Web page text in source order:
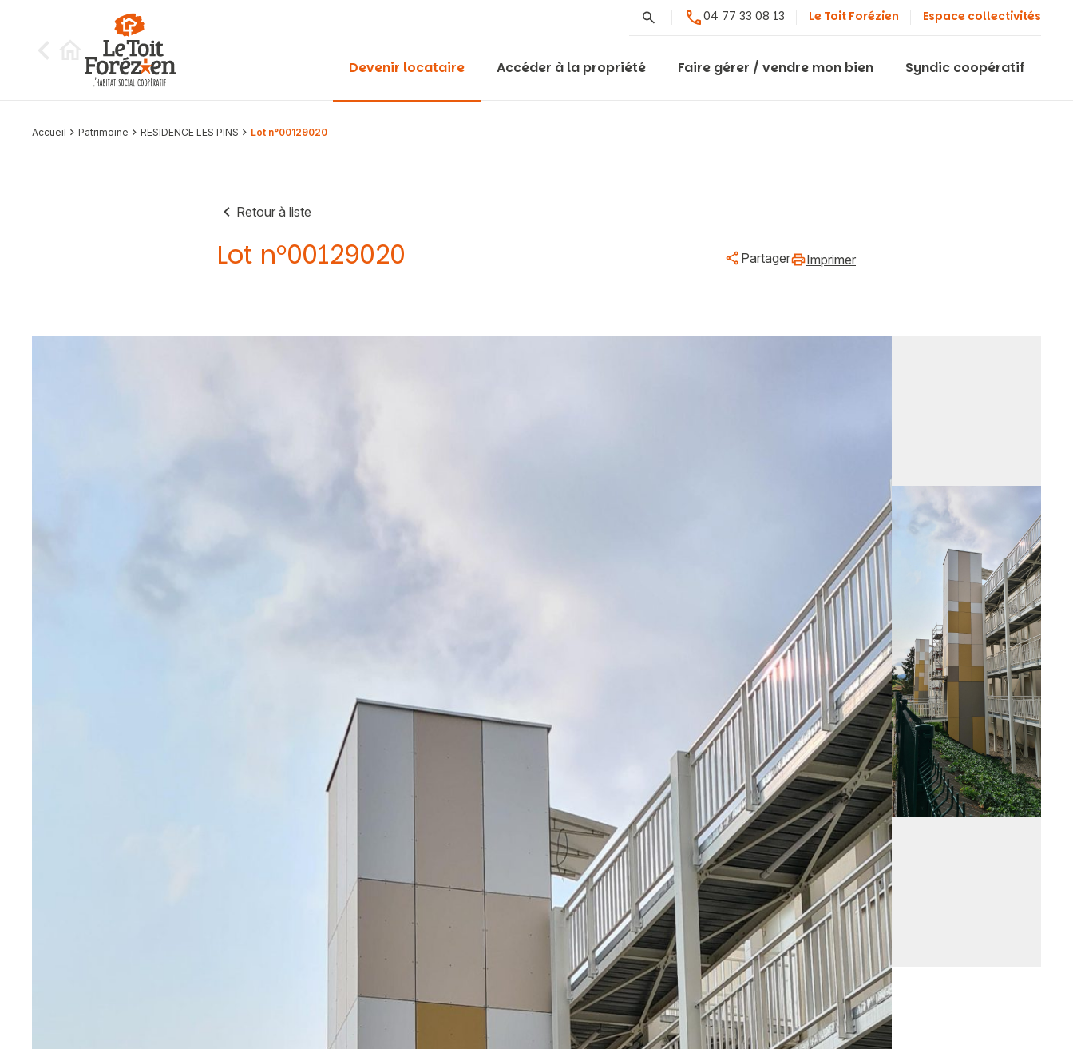
Rechercher04 77 33 08 13 Le Toit Forézien Espace collectivités
Devenir locataire Accéder à la propriété Faire gérer / vendre mon bien Syndic coopératif
Accueil Patrimoine RESIDENCE LES PINS Lot n°00129020
Retour à liste
Lot n°00129020 Partager Imprimer